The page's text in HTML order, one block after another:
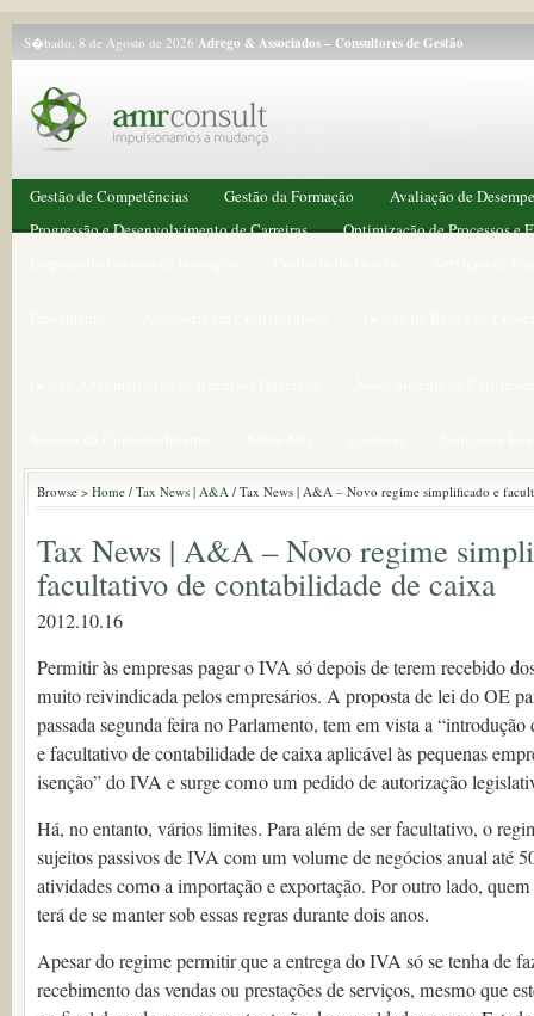
S�bado, 8 de Agosto de 2026 Adrego & Associados – Consultores de Gestão
Gestão de Competências Gestão da Formação
Avaliação de
Progressão e Desenvolvimento de Carreiras
Optimização de Processos e
Browse > Home / Tax News | A&A / Tax News | A&A – Novo regime simplificado e
Tax News | A&A – Novo regime
facultativo de contabilidade de caixa
2012.10.16
Permitir às empresas pagar o IVA só depois de terem recebido
muito reivindicada pelos empresários. A proposta de lei do OE
passada segunda feira no Parlamento, tem em vista a
e facultativo de contabilidade de caixa aplicável às pequenas
isenção” do IVA e surge como um pedido de autorização
Há, no entanto, vários limites. Para além de ser facultativo, o
sujeitos passivos de IVA com um volume de negócios anual até
atividades como a importação e exportação. Por outro lado,
terá de se manter sob essas regras durante dois anos.
Apesar do regime permitir que a entrega do IVA só se tenha de
recebimento das vendas ou prestações de serviços, mesmo que